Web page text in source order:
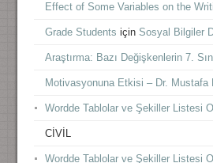
Effect of Some Variables on the
Grade Students için Sosyal Bilgiler
Araştırma: Bazı Değişkenlerin 7.
Motivasyonuna Etkisi – Dr. Mustafa
Wordde Tablolar ve Şekiller Listesi
CİVİL
Wordde Tablolar ve Şekiller Listesi